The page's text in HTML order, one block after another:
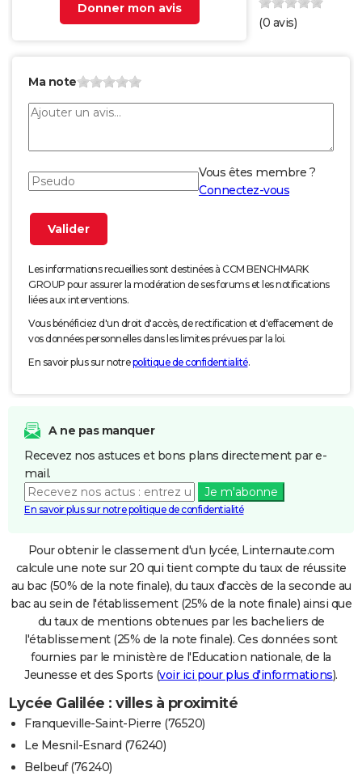
Donner mon avis
(0 avis)
Ma note
Vous êtes membre ?
Connectez-vous
Les informations recueillies sont destinées à CCM BENCHMARK
GROUP pour assurer la modération de ses forums et les notifications
liées aux interventions.
Vous bénéficiez d'un droit d'accès, de rectification et d'effacement de
vos données personnelles dans les limites prévues par la loi.
En savoir plus sur notrepolitique de confidentialité.
A ne pas manquer
Recevez nos astuces et bons plans directement par e-
mail.
Je m'abonne
En savoir plus sur notre politique de confidentialité
Pour obtenir le classement d'un lycée, Linternaute.com
calcule une note sur 20 qui tient compte du taux de réussite
au bac (50% de la note finale), du taux d'accès de la seconde au
bac au sein de l'établissement (25% de la note finale) ainsi que
du taux de mentions obtenues par les bacheliers de
l'établissement (25% de la note finale). Ces données sont
fournies par le ministère de l'Education nationale, de la
Jeunesse et des Sports (voir ici pour plus d'informations).
Lycée Galilée : villes à proximité
Franqueville-Saint-Pierre (76520)
Le Mesnil-Esnard (76240)
Belbeuf (76240)